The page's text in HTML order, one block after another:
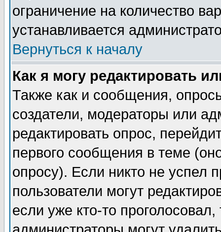
ограничение на количество
устанавливается
Вернуться к началу
Как я могу редактировать
Также как и сообщения,
создатели, модераторы или
редактировать опрос,
первого сообщения в теме
опросу). Если никто не успел
пользователи могут
если уже кто-то